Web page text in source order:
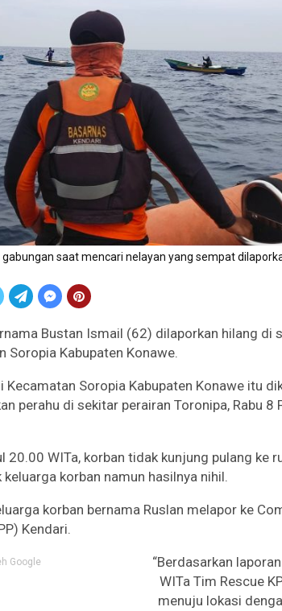
gabungan saat mencari nelayan yang sempat
Bustan Ismail (62) dilaporkan hilang di
Soropia Kabupaten Konawe.
Kecamatan Soropia Kabupaten Konawe itu
perahu di sekitar perairan Toronipa, Rabu 8
20.00 WITa, korban tidak kunjung pulang ke
keluarga korban namun hasilnya nihil.
korban bernama Ruslan melapor ke
Kendari.
Google
“Berdasarkan
WITa Tim Rescue
menuju lokasi